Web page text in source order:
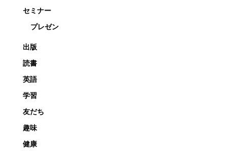
セミナー
プレゼン
出版
読書
英語
学習
友だち
趣味
健康